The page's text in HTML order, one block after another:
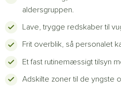
aldersgruppen.
Lave, trygge redskaber til
Frit overblik, så personalet
Et fast rutinemæssigt tilsyn
Adskilte zoner til de yngste